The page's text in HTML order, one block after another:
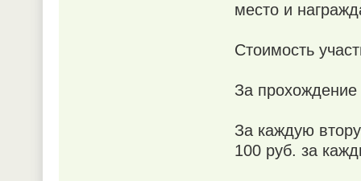
место и
Стоимость
За прохождение
За каждую
100 руб. за